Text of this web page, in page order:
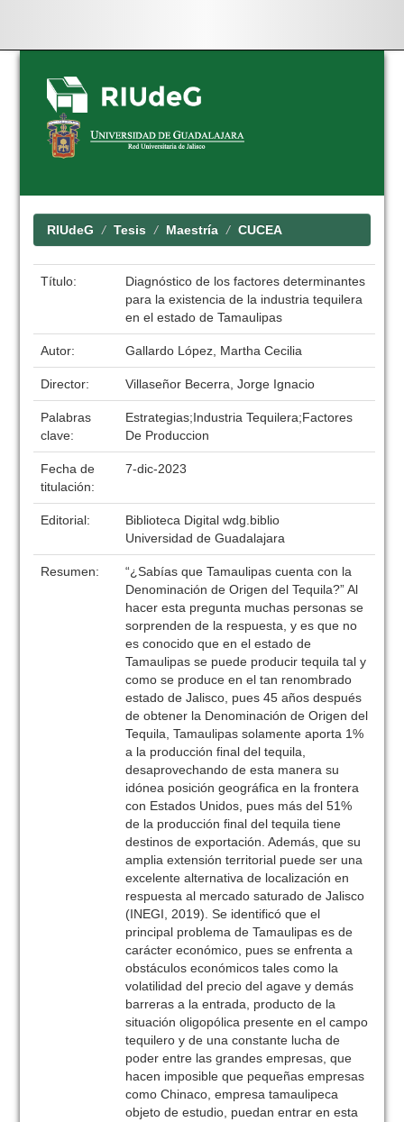
Skip
navigation
RIUdeG Tesis Maestría CUCEA
Título:
Diagnóstico de los factores determinantes
para la existencia de la industria tequilera
en el estado de Tamaulipas
Autor: Gallardo López, Martha Cecilia
Director: Villaseñor Becerra, Jorge Ignacio
Palabras
clave:
Estrategias;Industria Tequilera;Factores
De Produccion
Fecha de
titulación:
7-dic-2023
Editorial:
Biblioteca Digital wdg.biblio
Universidad de Guadalajara
Resumen:
“¿Sabías que Tamaulipas cuenta con la
Denominación de Origen del Tequila?” Al
hacer esta pregunta muchas personas se
sorprenden de la respuesta, y es que no
es conocido que en el estado de
Tamaulipas se puede producir tequila tal y
como se produce en el tan renombrado
estado de Jalisco, pues 45 años después
de obtener la Denominación de Origen del
Tequila, Tamaulipas solamente aporta 1%
a la producción final del tequila,
desaprovechando de esta manera su
idónea posición geográfica en la frontera
con Estados Unidos, pues más del 51%
de la producción final del tequila tiene
destinos de exportación. Además, que su
amplia extensión territorial puede ser una
excelente alternativa de localización en
respuesta al mercado saturado de Jalisco
(INEGI, 2019). Se identificó que el
principal problema de Tamaulipas es de
carácter económico, pues se enfrenta a
obstáculos económicos tales como la
volatilidad del precio del agave y demás
barreras a la entrada, producto de la
situación oligopólica presente en el campo
tequilero y de una constante lucha de
poder entre las grandes empresas, que
hacen imposible que pequeñas empresas
como Chinaco, empresa tamaulipeca
objeto de estudio, puedan entrar en esta